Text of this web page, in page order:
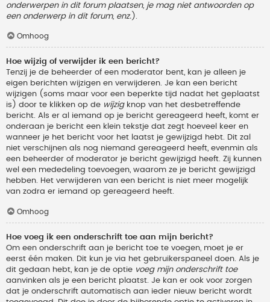
onderwerpen in dit forum plaatsen, je mag niet antwoorden op
een onderwerp in dit forum, enz. ).
Omhoog
Hoe wijzig of verwijder ik een bericht?
Tenzij je de beheerder of een moderator bent, kan je alleen je
eigen berichten wijzigen en verwijderen. Je kan een bericht
wijzigen (soms maar voor een beperkte tijd nadat het geplaatst
is) door te klikken op de wijzigknop van het desbetreffende
bericht. Als er al iemand op je bericht gereageerd heeft, komt er
onderaan je bericht een klein tekstje dat zegt hoeveel keer en
wanneer je het bericht voor het laatst je gewijzigd hebt. Dit zal
niet verschijnen als nog niemand gereageerd heeft, evenmin als
een beheerder of moderator je bericht gewijzigd heeft. Zij kunnen
wel een mededeling toevoegen, waarom ze je bericht gewijzigd
hebben. Het verwijderen van een bericht is niet meer mogelijk
van zodra er iemand op gereageerd heeft.
Omhoog
Hoe voeg ik een onderschrift toe aan mijn bericht?
Om een onderschrift aan je bericht toe te voegen, moet je er
eerst één maken. Dit kun je via het gebruikerspaneel doen. Als je
dit gedaan hebt, kan je de optie voeg mijn onderschrift toe
aanvinken als je een bericht plaatst. Je kan er ook voor zorgen
dat je onderschrift automatisch aan ieder nieuw bericht wordt